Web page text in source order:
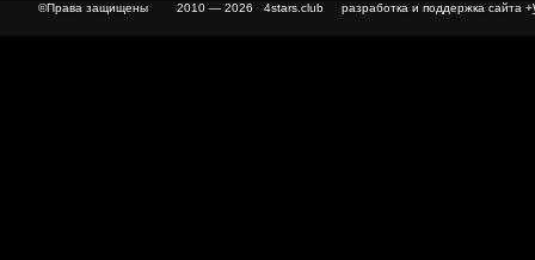
©Права защищены 2010 — 2026 4stars.club разработка и поддержка сайта +